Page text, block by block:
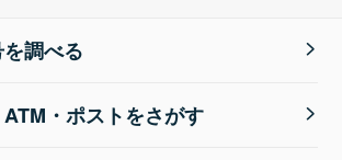
調べる
・ポストをさがす